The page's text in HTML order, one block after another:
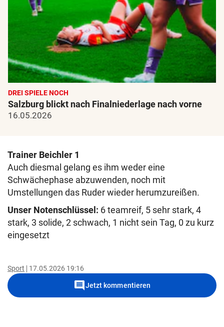
DREI SPIELE NOCH
Salzburg blickt nach Finalniederlage nach vorne
16.05.2026
Trainer Beichler 1
Auch diesmal gelang es ihm weder eine
Schwächephase abzuwenden, noch mit
Umstellungen das Ruder wieder herumzureißen.
Unser Notenschlüssel: 6 teamreif, 5 sehr stark, 4
stark, 3 solide, 2 schwach, 1 nicht sein Tag, 0 zu kurz
eingesetzt
Sport 17.05.2026 19:16
commentJetzt kommentieren